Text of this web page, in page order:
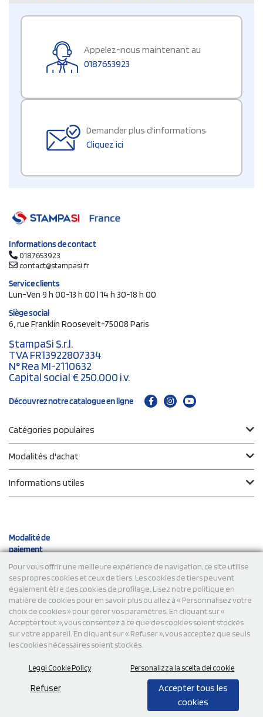
Pour vous offrir une meilleure expérience de navigation, ce site utilise
ses propres cookies et ceux de tiers. Les cookies de tiers peuvent
également être des cookies de profilage. Lisez notre politique en
matière de cookies pour en savoir plus ou allez à « Personnalisez votre
choix de cookies » pour gérer vos paramètres. En cliquant sur «
Accepter tout », vous consentez à ce que des cookies soient stockés
sur votre appareil. En cliquant sur « Refuser », vous acceptez que seuls
les cookies nécessaires soient stockés.
Leggi Cookie Policy Personalizza la scelta dei cookie
Refuser
Accepter tous les
cookies
Appelez-nous maintenant au
0187653923
Demander plus d'informations
Cliquez ici
Informations de contact
0187653923
contact@stampasi.fr
Service clients
Lun-Ven 9 h 00-13 h 00 | 14 h 30-18 h 00
Siège social
6, rue Franklin Roosevelt-75008 Paris
StampaSi S.r.l.
TVA FR13922807334
N° Rea MI-2110632
Capital social € 250.000 i.v.
Découvrez notre catalogue en ligne
Catégories populaires
Modalités d'achat
Informations utiles
Modalité de
paiement
Expéditions
© 2026 StampaSi s.r.l. TOUS DROITS RÉSERVÉS - TVA
FR13922807334